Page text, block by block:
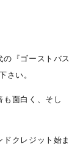
『ゴーストバス
さい。
も面白く、そし
クレジット始ま